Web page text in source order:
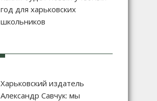
год для харьковских
школьников
Харьковский издатель
Александр Савчук: мы